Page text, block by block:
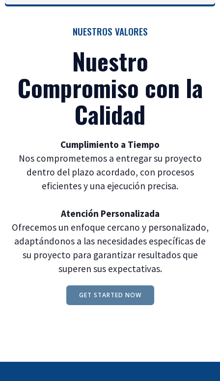
NUESTROS VALORES
Nuestro
Compromiso con la
Calidad
Cumplimiento a Tiempo
Nos comprometemos a entregar su proyecto
dentro del plazo acordado, con procesos
eficientes y una ejecución precisa.
Atención Personalizada
Ofrecemos un enfoque cercano y personalizado,
adaptándonos a las necesidades específicas de
su proyecto para garantizar resultados que
superen sus expectativas.
GET STARTED NOW